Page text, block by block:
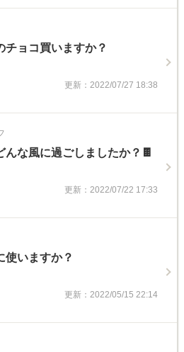
チョコ買いますか？
更新：2022/07/27 18:38
な風に過ごしましたか？🍫
更新：2022/07/22 17:33
使いますか？
更新：2022/05/15 22:14